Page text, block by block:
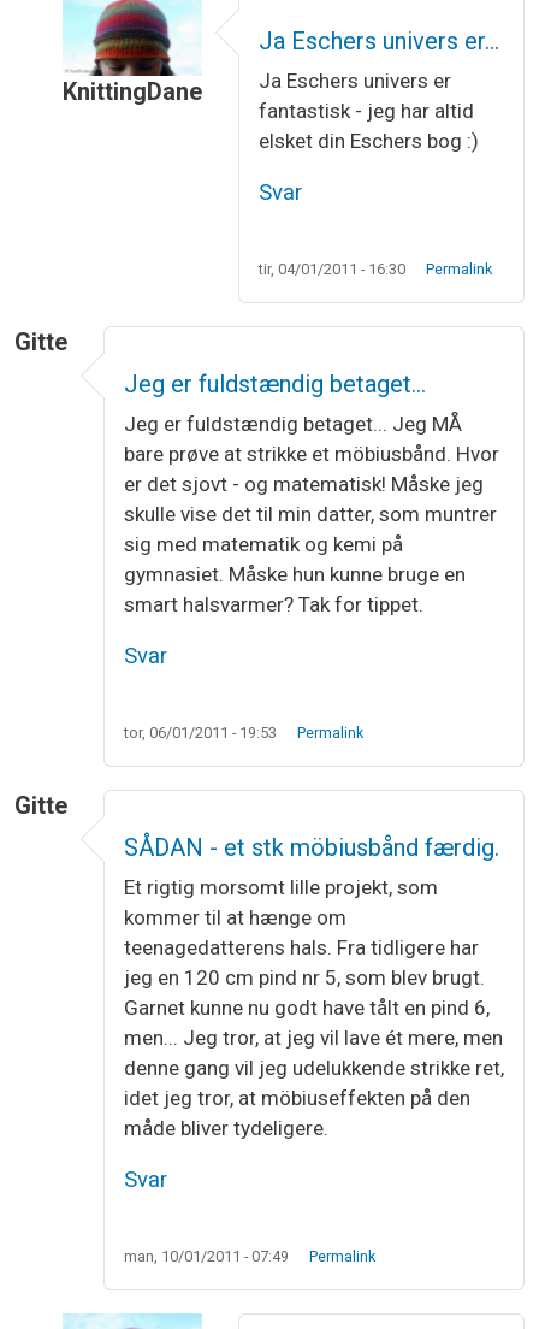
KnittingDane
Möbius båndetaf mor
Ja Eschers univers er…
Ja Eschers univers er
fantastisk - jeg har altid
elsket din Eschers bog :)
Svar
tir, 04/01/2011 - 16:30 Permalink
Gitte
Jeg er fuldstændig betaget…
Jeg er fuldstændig betaget... Jeg MÅ
bare prøve at strikke et möbiusbånd. Hvor
er det sjovt - og matematisk! Måske jeg
skulle vise det til min datter, som muntrer
sig med matematik og kemi på
gymnasiet. Måske hun kunne bruge en
smart halsvarmer? Tak for tippet.
Svar
tor, 06/01/2011 - 19:53 Permalink
Gitte
SÅDAN - et stk möbiusbånd færdig.
Et rigtig morsomt lille projekt, som
kommer til at hænge om
teenagedatterens hals. Fra tidligere har
jeg en 120 cm pind nr 5, som blev brugt.
Garnet kunne nu godt have tålt en pind 6,
men... Jeg tror, at jeg vil lave ét mere, men
denne gang vil jeg udelukkende strikke ret,
idet jeg tror, at möbiuseffekten på den
måde bliver tydeligere.
Svar
man, 10/01/2011 - 07:49 Permalink